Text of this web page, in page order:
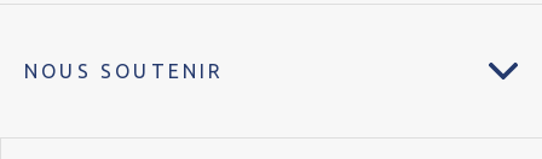
NOUS SOUTENIR